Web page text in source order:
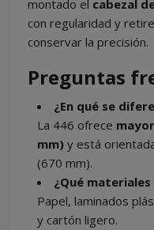
montado el cabezal
con regularidad y
conservar la precisión.
Preguntas
¿En qué se
La 446 ofrece
mm) y está
(670 mm).
¿Qué
Papel, laminados
y cartón ligero.